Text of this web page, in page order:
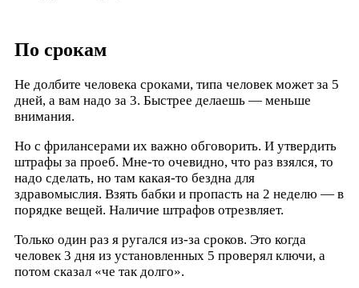
По срокам
Не долбите человека сроками, типа человек может за 5
дней, а вам надо за 3. Быстрее делаешь — меньше
внимания.
Но с фрилансерами их важно обговорить. И утвердить
штрафы за проеб. Мне-то очевидно, что раз взялся, то
надо сделать, но там какая-то бездна для
здравомыслия. Взять бабки и пропасть на 2 неделю — в
порядке вещей. Наличие штрафов отрезвляет.
Только один раз я ругался из-за сроков. Это когда
человек 3 дня из установленных 5 проверял ключи, а
потом сказал «че так долго».